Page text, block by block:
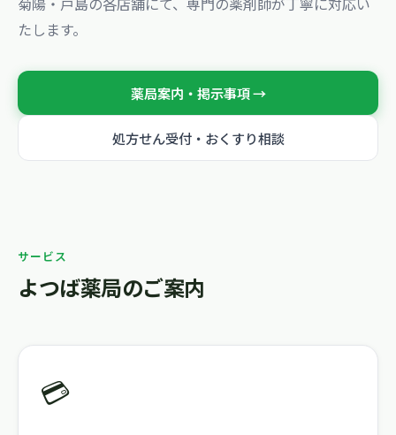
たします。
薬局案内・掲示事項 →
処方せん受付・おくすり相談
サービス
よつば薬局のご案内
💳